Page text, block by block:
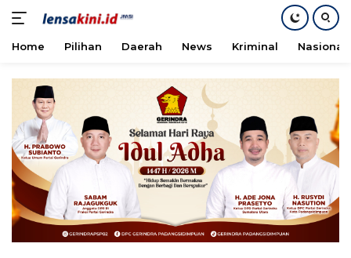
konten
Home Pilihan Daerah News Kriminal Nasional